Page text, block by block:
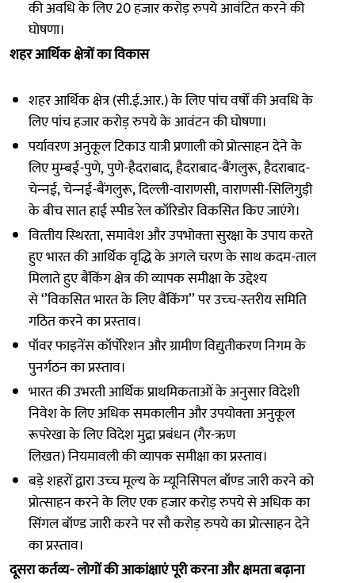
की अवधि के लिए 20 हजार करोड़ रुपये आवंटित करने की
घोषणा।
शहर आर्थिक क्षेत्रों का विकास
शहर आर्थिक क्षेत्र (सी.ई.आर.) के लिए पांच वर्षों की अवधि‍ के
लिए पांच हजार करोड़ रुपये के आवंटन की घोषणा।
पर्यावरण अनुकूल टिकाउ यात्री प्रणाली को प्रोत्‍साहन देने के
लिए मुम्‍बई-पुणे, पुणे-हैदराबाद, हैदराबाद-बैंगलुरू, हैदराबाद-
चेन्‍नई, चेन्‍नई-बैंगलुरू, दिल्‍ली-वाराणसी, वाराणसी-सिलिगुडी़
के बीच सात हाई स्‍पीड रेल कॉरिडोर विकसित किए जाएंगे।
वित्‍तीय स्‍थि‍रता, समावेश और उपभोक्‍ता सुरक्षा के उपाय करते
हुए भारत की आर्थिक वृद्धि के अगले चरण के साथ कदम-ताल
मिलाते हुए बैंकिंग क्षेत्र की व्‍यापक समीक्षा के उद्देश्‍य
से ‘’विकसित भारत के लिए बैंकिंग’’ पर उच्‍च-स्‍तरीय समिति
गठित करने का प्रस्‍ताव।
पॉवर फाइनेंस कॉर्पोरेशन और ग्रामीण विद्युतीकरण निगम के
पुनर्गठन का प्रस्‍ताव।
भारत की उभरती आर्थिक प्राथमिकताओं के अनुसार विदेशी
निवेश के लिए अधिक समकालीन और उपयोक्‍ता अनुकूल
रूपरेखा के लिए विदेश मुद्रा प्रबंधन (गैर-ऋण
लिखत) नियमावली की व्‍यापक समीक्षा का प्रस्‍ताव।
बड़े शहरों द्वारा उच्‍च मूल्‍य के म्‍यूनिसिपल बॉण्‍ड जारी करने को
प्रोत्‍साहन करने के लिए एक हजार करोड़ रुपये से अधिक का
सिंगल बॉण्‍ड जारी करने पर सौ करोड़ रुपये का प्रोत्‍साहन देने
का प्रस्‍ताव।
दूसरा कर्तव्‍य- लोगों की आकांक्षाएं पूरी करना और क्षमता बढ़ाना